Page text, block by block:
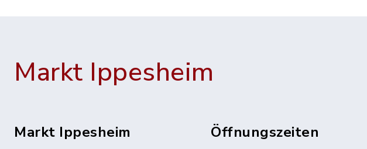
Markt Ippesheim
Markt Ippesheim Öffnungszeiten